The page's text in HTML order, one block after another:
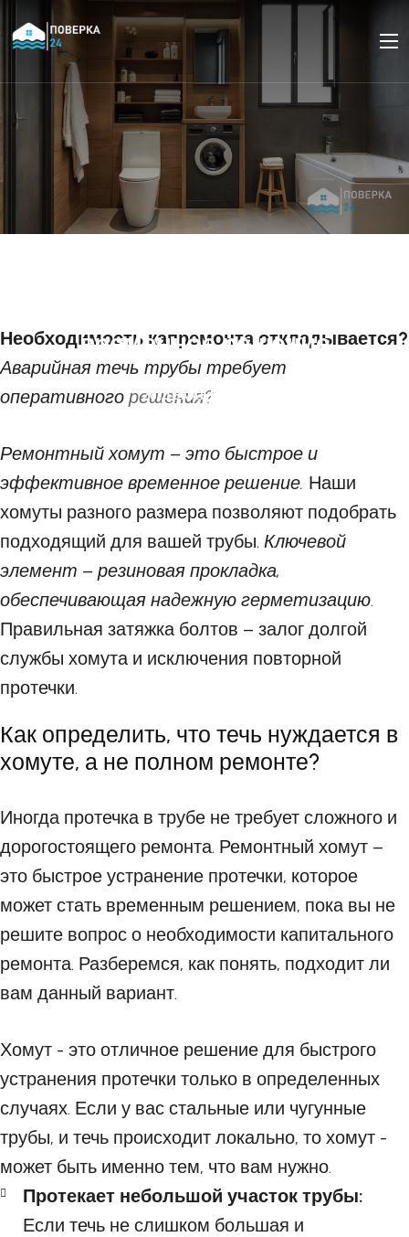
временное решение
28 ДЕКАБРЯ 2024
Необходимость капремонта откладывается?
Аварийная течь трубы требует
оперативного решения?
Ремонтный хомут – это быстрое и
эффективное временное решение. Наши
хомуты разного размера позволяют подобрать
подходящий для вашей трубы. Ключевой
элемент – резиновая прокладка,
обеспечивающая надежную герметизацию.
Правильная затяжка болтов – залог долгой
службы хомута и исключения повторной
протечки.
Как определить, что течь нуждается в
хомуте, а не полном ремонте?
Иногда протечка в трубе не требует сложного и
дорогостоящего ремонта. Ремонтный хомут –
это быстрое устранение протечки, которое
может стать временным решением, пока вы не
решите вопрос о необходимости капитального
ремонта. Разберемся, как понять, подходит ли
вам данный вариант.
Хомут - это отличное решение для быстрого
устранения протечки только в определенных
случаях. Если у вас стальные или чугунные
трубы, и течь происходит локально, то хомут -
может быть именно тем, что вам нужно.
Протекает небольшой участок трубы:
Если течь не слишком большая и